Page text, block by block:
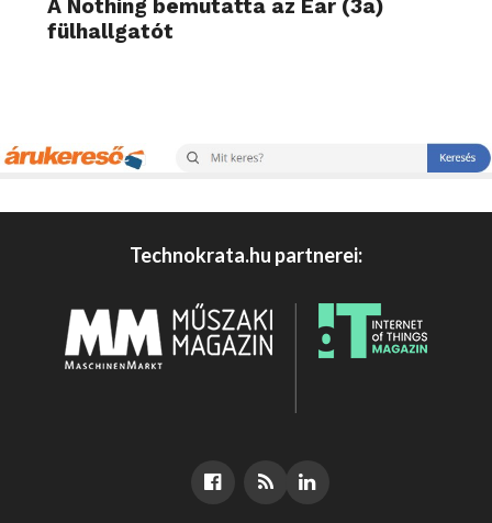
A Nothing bemutatta az Ear (3a)
fülhallgatót
Technokrata.hu partnerei: